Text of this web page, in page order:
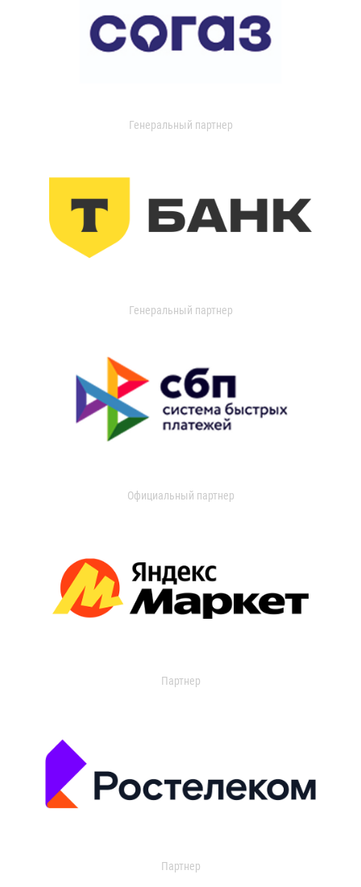
Генеральный партнер
Генеральный партнер
Официальный партнер
Партнер
Партнер